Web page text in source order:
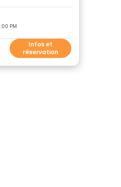
PM
Infos et
réservation